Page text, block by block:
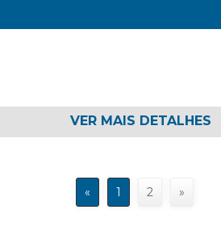
VER MAIS DETALHES
« 1 2 »